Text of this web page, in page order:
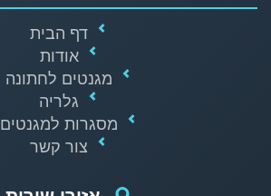
דף הבית
אודות
מגנטים לחתונה
גלריה
מסגרות למגנטים
צור קשר